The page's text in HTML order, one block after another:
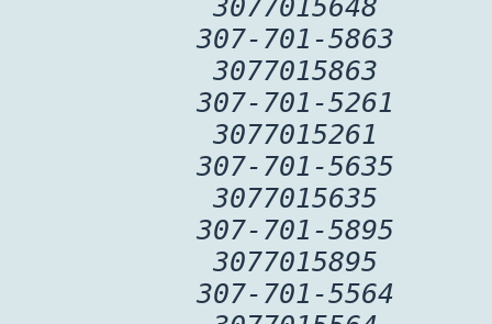
3077015648
307-701-5863
3077015863
307-701-5261
3077015261
307-701-5635
3077015635
307-701-5895
3077015895
307-701-5564